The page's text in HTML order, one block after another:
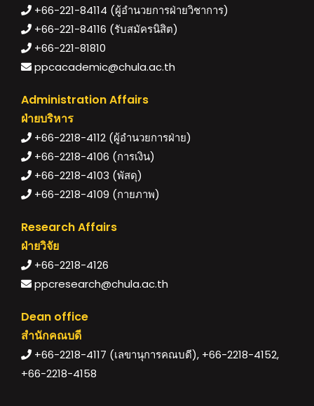
+66-221-84114 (ผู้อำนวยการฝ่ายวิชาการ)
+66-221-84116 (รับสมัครนิสิต)
+66-221-81810
ppcacademic@chula.ac.th
Administration Affairs
ฝ่ายบริหาร
+66-2218-4112 (ผู้อำนวยการฝ่าย)
+66-2218-4106 (การเงิน)
+66-2218-4103 (พัสดุ)
+66-2218-4109 (กายภาพ)
Research Affairs
ฝ่ายวิจัย
+66-2218-4126
ppcresearch@chula.ac.th
Dean office
สำนักคณบดี
+66-2218-4117 (เลขานุการคณบดี), +66-2218-4152,
+66-2218-4158